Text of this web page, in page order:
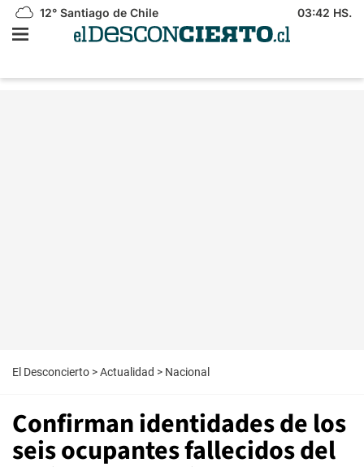
12° Santiago de Chile 03:42 HS.
El Desconcierto >Actualidad > Nacional
Confirman identidades de los
seis ocupantes fallecidos del